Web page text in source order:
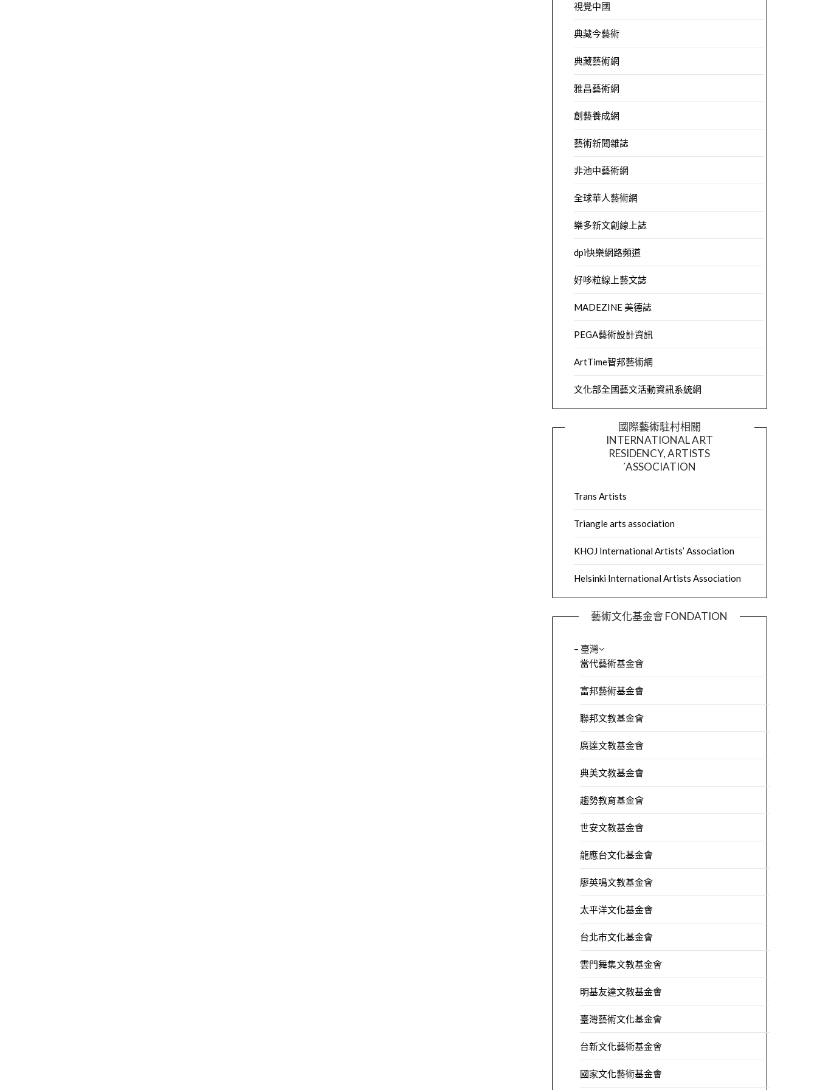
視覺中國
典藏今藝術
典藏藝術網
雅昌藝術網
創藝養成網
藝術新聞雜誌
非池中藝術網
全球華人藝術網
樂多新文創線上誌
dpi快樂網路頻道
好哆粒線上藝文誌
MADEZINE 美德誌
PEGA藝術設計資訊
ArtTime智邦藝術網
文化部全國藝文活動資訊系統網
國際藝術駐村相關
INTERNATIONAL ART
RESIDENCY, ARTISTS
´ASSOCIATION
Trans Artists
Triangle arts association
KHOJ International Artists’ Association
Helsinki International Artists Association
藝術文化基金會 FONDATION
– 臺灣
當代藝術基金會
富邦藝術基金會
聯邦文教基金會
廣達文教基金會
典美文教基金會
趨勢教育基金會
世安文教基金會
龍應台文化基金會
廖英鳴文教基金會
太平洋文化基金會
台北市文化基金會
雲門舞集文教基金會
明基友達文教基金會
臺灣藝術文化基金會
台新文化藝術基金會
國家文化藝術基金會